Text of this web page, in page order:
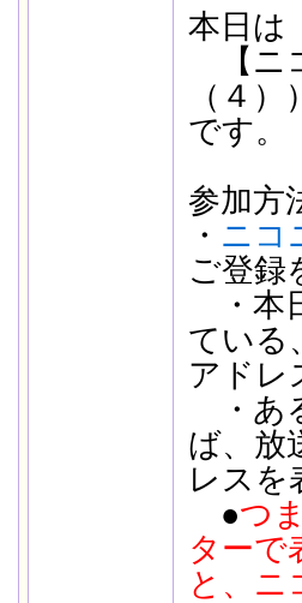
本日は
【ニ
（４）
です。
参加方
・ ニコ
ご登録
・本
ている
アドレ
・あ
ば、放
レスを
●つ
ターで
と、ニ